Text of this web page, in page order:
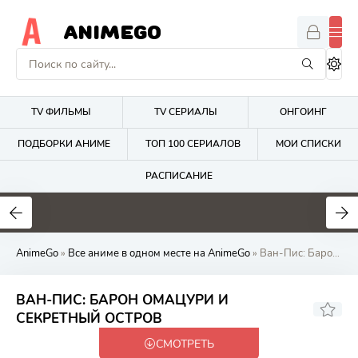
ANIMEGO
TV ФИЛЬМЫ TV СЕРИАЛЫ ОНГОИНГ
ПОДБОРКИ АНИМЕ ТОП 100 СЕРИАЛОВ МОИ СПИСКИ
РАСПИСАНИЕ
1.7
AnimeGo» Все аниме в одном месте на AnimeGo» Ван-Пис: Барон Омацури и Секретный Остров
ВАН-ПИС: БАРОН ОМАЦУРИ И
СЕКРЕТНЫЙ ОСТРОВ
Закончен
7.78
СМОТРЕТЬ